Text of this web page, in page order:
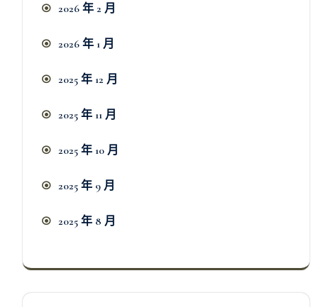
2026 年 2 月
2026 年 1 月
2025 年 12 月
2025 年 11 月
2025 年 10 月
2025 年 9 月
2025 年 8 月